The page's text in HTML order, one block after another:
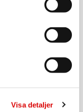
Visa detaljer
Rek: 179,00 kr